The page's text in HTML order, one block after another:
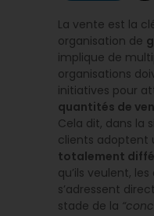
La vente est la
organisation de
implique de
organisations
initiatives pour
quantités de
Cela dit, dans la
clients adoptent
totalement
qu’ils veulent,
s’adressent
stade de la